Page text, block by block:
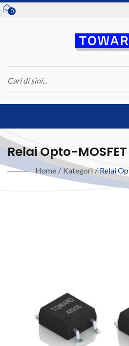
0
Relai Opto-MOSFET
Home / Kategori / Relai